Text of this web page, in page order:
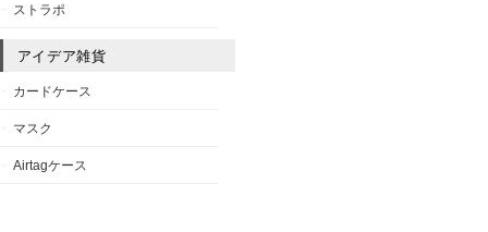
ストラポ
アイデア雑貨
カードケース
マスク
Airtagケース